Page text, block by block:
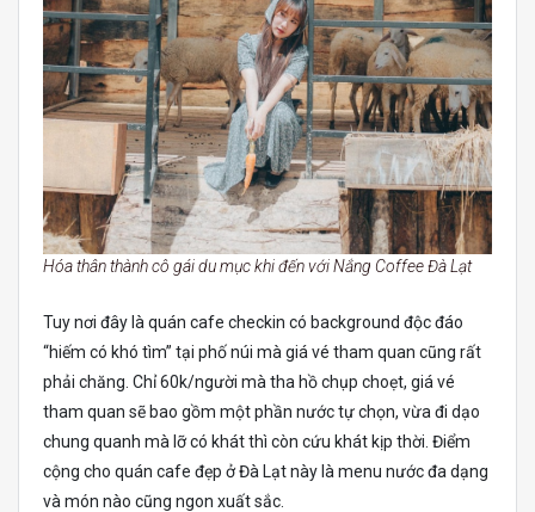
Hóa thân thành cô gái du mục khi đến với Nắng Coffee Đà Lạt
Tuy nơi đây là quán cafe checkin có background độc đáo
“hiếm có khó tìm” tại phố núi mà giá vé tham quan cũng rất
phải chăng. Chỉ 60k/người mà tha hồ chụp choẹt, giá vé
tham quan sẽ bao gồm một phần nước tự chọn, vừa đi dạo
chung quanh mà lỡ có khát thì còn cứu khát kịp thời. Điểm
cộng cho quán cafe đẹp ở Đà Lạt này là menu nước đa dạng
và món nào cũng ngon xuất sắc.